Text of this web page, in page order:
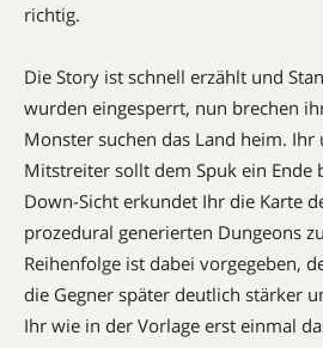
richtig.
Die Story ist schnell erzählt und
wurden eingesperrt, nun brechen
Monster suchen das Land heim.
Mitstreiter sollt dem Spuk ein Ende
Down-Sicht erkundet Ihr die Karte
prozedural generierten Dungeons
Reihenfolge ist dabei vorgegeben,
die Gegner später deutlich stärker
Ihr wie in der Vorlage erst einmal